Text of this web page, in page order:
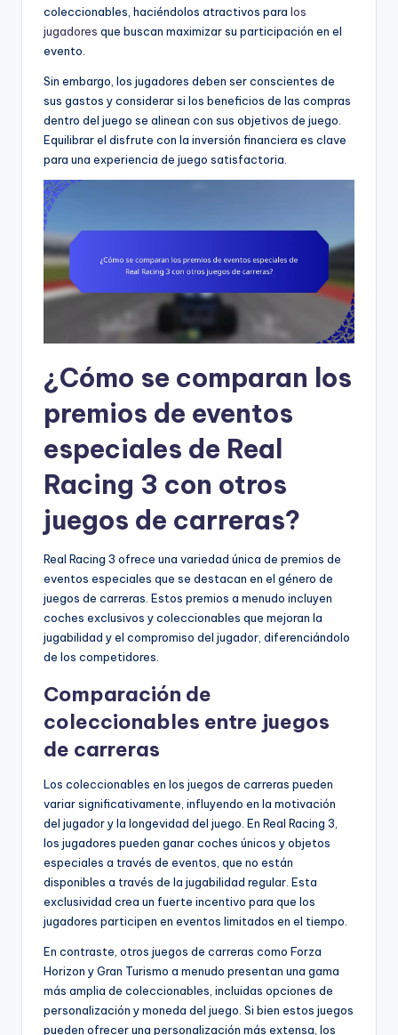
coleccionables, haciéndolos atractivos para los
jugadores que buscan maximizar su participación en el
evento.
Sin embargo, los jugadores deben ser conscientes de
sus gastos y considerar si los beneficios de las compras
dentro del juego se alinean con sus objetivos de juego.
Equilibrar el disfrute con la inversión financiera es clave
para una experiencia de juego satisfactoria.
¿Cómo se comparan los
premios de eventos
especiales de Real
Racing 3 con otros
juegos de carreras?
Real Racing 3 ofrece una variedad única de premios de
eventos especiales que se destacan en el género de
juegos de carreras. Estos premios a menudo incluyen
coches exclusivos y coleccionables que mejoran la
jugabilidad y el compromiso del jugador, diferenciándolo
de los competidores.
Comparación de
coleccionables entre juegos
de carreras
Los coleccionables en los juegos de carreras pueden
variar significativamente, influyendo en la motivación
del jugador y la longevidad del juego. En Real Racing 3,
los jugadores pueden ganar coches únicos y objetos
especiales a través de eventos, que no están
disponibles a través de la jugabilidad regular. Esta
exclusividad crea un fuerte incentivo para que los
jugadores participen en eventos limitados en el tiempo.
En contraste, otros juegos de carreras como Forza
Horizon y Gran Turismo a menudo presentan una gama
más amplia de coleccionables, incluidas opciones de
personalización y moneda del juego. Si bien estos juegos
pueden ofrecer una personalización más extensa, los